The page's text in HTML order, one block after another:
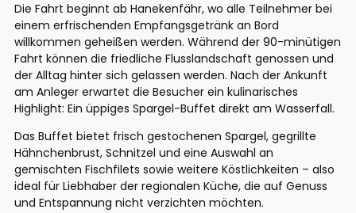
Die Fahrt beginnt ab Hanekenfähr, wo alle Teilnehmer bei
einem erfrischenden Empfangsgetränk an Bord
willkommen geheißen werden. Während der 90-minütigen
Fahrt können die friedliche Flusslandschaft genossen und
der Alltag hinter sich gelassen werden. Nach der Ankunft
am Anleger erwartet die Besucher ein kulinarisches
Highlight: Ein üppiges Spargel-Buffet direkt am Wasserfall.
Das Buffet bietet frisch gestochenen Spargel, gegrillte
Hähnchenbrust, Schnitzel und eine Auswahl an
gemischten Fischfilets sowie weitere Köstlichkeiten – also
ideal für Liebhaber der regionalen Küche, die auf Genuss
und Entspannung nicht verzichten möchten.